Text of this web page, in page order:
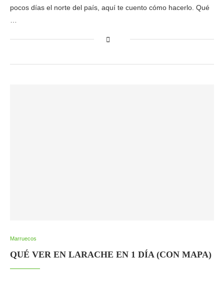
pocos días el norte del país, aquí te cuento cómo hacerlo. Qué
Marruecos
QUÉ VER EN LARACHE EN 1 DÍA (CON MAPA)